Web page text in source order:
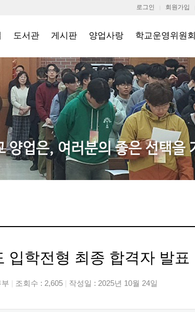
로그인 회원가입
도서관 게시판 양업사랑 학교운영위원회
입학전형 최종 합격자 발표
부 조회수 : 2,605 작성일 : 2025년 10월 24일